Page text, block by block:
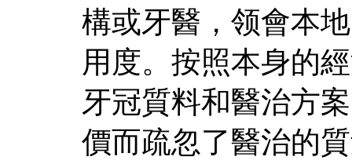
構或牙醫，领會本
用度。按照本身的
牙冠質料和醫治方
價而疏忽了醫治的